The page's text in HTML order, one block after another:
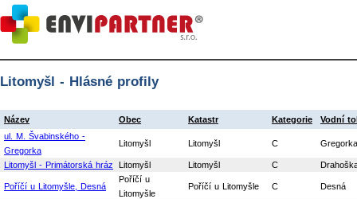
Litomyšl - Hlásné profily
Název Obec Katastr Kategorie
Vodní
ul. M. Švabinského -
Gregorka
Litomyšl Litomyšl C Gregorka
Litomyšl - Primátorská hráz Litomyšl Litomyšl C
Poříčí u Litomyšle, Desná
Poříčí u
Litomyšle
Poříčí u Litomyšle C Desná